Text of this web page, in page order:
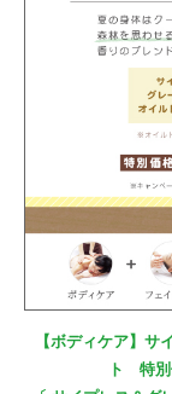
【ボディケア】
ト 特別